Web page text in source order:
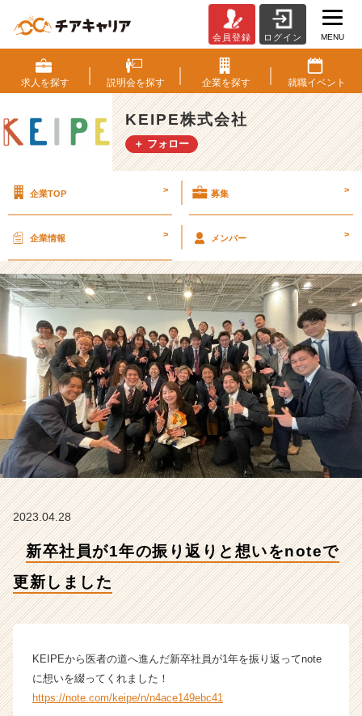
卒
社
員
が
1
年
返
想
い
を
o
t
e
で
更
新
し
ま
し
P
会
の
タ
ム
会員登録 ログイン MENU
求人を探す 説明会を探す 企業を探す 就職イベント
KEIPE株式会社
＋ フォロー
企業TOP > 募集 >
企業情報 > メンバー >
2023.04.28
新卒社員が1年の振り返りと想いをnoteで
更新しました
KEIPEから医者の道へ進んだ新卒社員が1年を振り返ってnote
に想いを綴ってくれました！
https://note.com/keipe/n/n4ace149ebc41